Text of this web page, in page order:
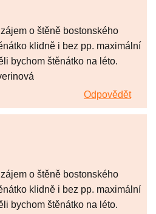
o štěně bostonského
klidně i bez pp. maximální
bychom štěnátko na léto.
Odpovědět
o štěně bostonského
klidně i bez pp. maximální
bychom štěnátko na léto.